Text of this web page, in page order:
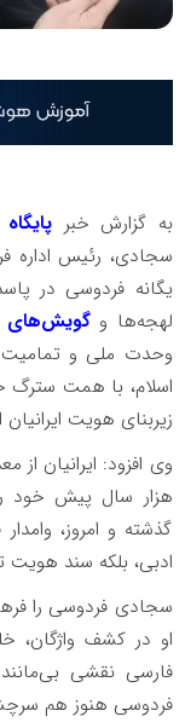
به گزارش خبر
سجادی، رئیس اداره
یگانه فردوسی در
لهجه‌ها و گویش‌های
وحدت ملی و تمامیت
اسلام، با همت سترگ
زیربنای هویت
وی افزود: ایرانیان
هزار سال پیش خود
گذشته و امروز،
ادبی، بلکه سند هویت
سجادی فردوسی را
او در کشف واژگان،
فارسی نقشی
فردوسی هنوز هم